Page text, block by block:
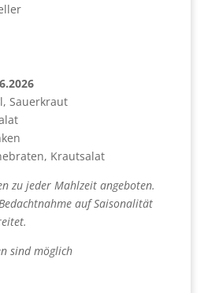
Sauerkraut
Krautsalat
zu jeder Mahlzeit angeboten.
auf Saisonalität
sind möglich